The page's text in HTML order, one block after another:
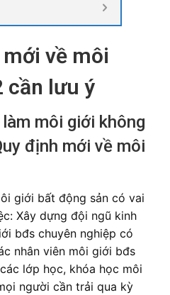
về môi
cần lưu ý
môi giới không
định mới về môi
giới bất động sản có vai
Xây dựng đội ngũ kinh
bđs chuyên nghiệp có
nhân viên môi giới bđs
lớp học, khóa học môi
người cần trải qua kỳ